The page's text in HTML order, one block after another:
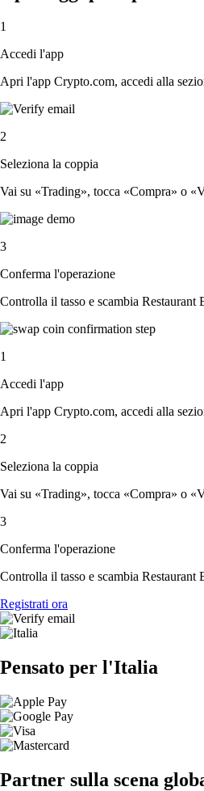
1
Accedi l'app
Apri l'app Crypto.com, accedi alla
2
Seleziona la coppia
Vai su «Trading», tocca «Compra» o
3
Conferma l'operazione
Controlla il tasso e scambia
1
Accedi l'app
Apri l'app Crypto.com, accedi alla
2
Seleziona la coppia
Vai su «Trading», tocca «Compra» o
3
Conferma l'operazione
Controlla il tasso e scambia
Registrati ora
Pensato per l'Italia
Partner sulla scena